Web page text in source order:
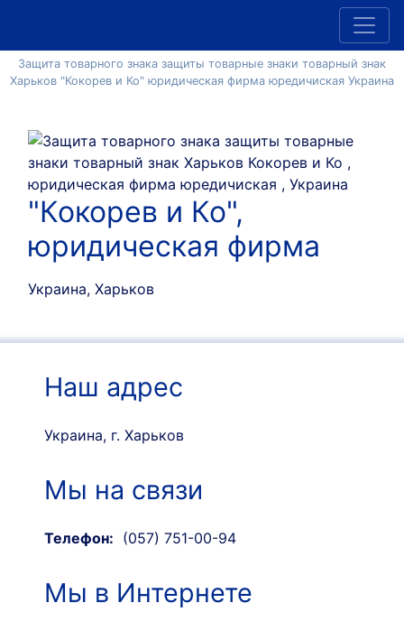
Защита товарного знака защиты товарные знаки товарный знак
Харьков "Кокорев и Ко" юридическая фирма юредичиская Украина
"Кокорев и Ко",
юридическая фирма
Украина, Харьков
Наш адрес
Украина, г. Харьков
Мы на связи
Телефон: (057) 751-00-94
Мы в Интернете